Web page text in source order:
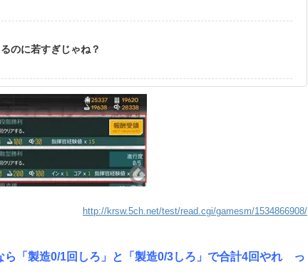
のに若すぎじゃね？
http://krsw.5ch.net/test/read.cgi/gamesm/1534866908/
ら「製造0/1回しろ」と「製造0/3しろ」で合計4回やれ っ